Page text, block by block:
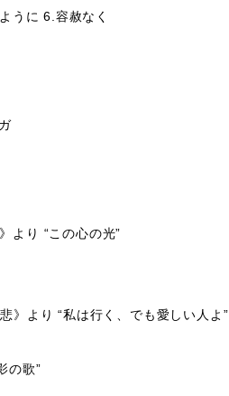
に 6.容赦なく
り “この心の光”
より “私は行く、でも愛しい人よ”
の歌”